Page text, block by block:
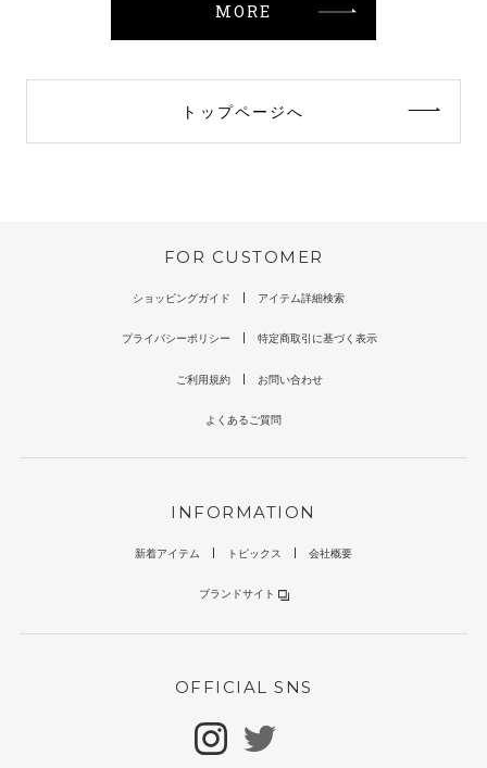
MORE
トップページへ
FOR CUSTOMER
ショッピングガイド アイテム詳細検索
プライバシーポリシー 特定商取引に基づく表示
ご利用規約 お問い合わせ
よくあるご質問
INFORMATION
新着アイテム トピックス 会社概要
ブランドサイト
OFFICIAL SNS